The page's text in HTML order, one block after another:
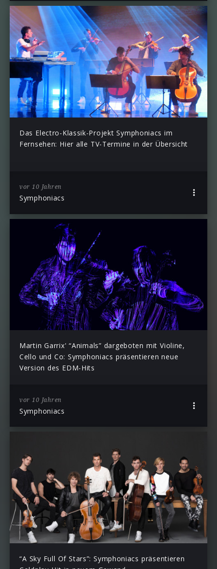
Das Electro-Klassik-Projekt Symphoniacs im
Fernsehen: Hier alle TV-Termine in der Übersicht
vor 10 Jahren
Symphoniacs
Martin Garrix' “Animals” dargeboten mit Violine,
Cello und Co: Symphoniacs präsentieren neue
Version des EDM-Hits
vor 10 Jahren
Symphoniacs
“A Sky Full Of Stars”: Symphoniacs präsentieren